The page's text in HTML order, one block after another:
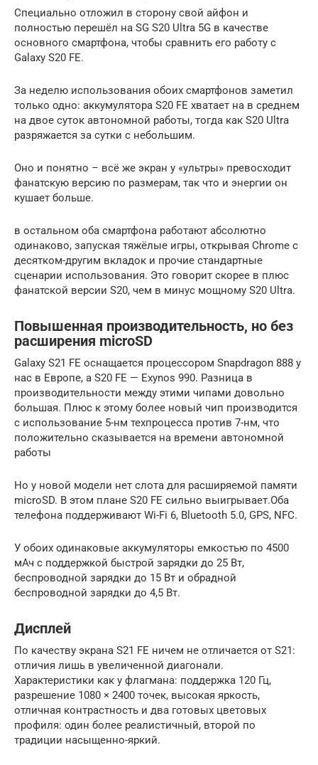
Специально отложил в сторону свой айфон и
полностью перешёл на SG S20 Ultra 5G в качестве
основного смартфона, чтобы сравнить его работу с
Galaxy S20 FE.
За неделю использования обоих смартфонов заметил
только одно: аккумулятора S20 FE хватает на в среднем
на двое суток автономной работы, тогда как S20 Ultra
разряжается за сутки с небольшим.
Оно и понятно – всё же экран у «ультры» превосходит
фанатскую версию по размерам, так что и энергии он
кушает больше.
в остальном оба смартфона работают абсолютно
одинаково, запуская тяжёлые игры, открывая Chrome с
десятком-другим вкладок и прочие стандартные
сценарии использования. Это говорит скорее в плюс
фанатской версии S20, чем в минус мощному S20 Ultra.
Повышенная производительность, но без
расширения microSD
Galaxy S21 FE оснащается процессором Snapdragon 888 у
нас в Европе, а S20 FE — Exynos 990. Разница в
производительности между этими чипами довольно
большая. Плюс к этому более новый чип производится
с использование 5-нм техпроцесса против 7-нм, что
положительно сказывается на времени автономной
работы
Но у новой модели нет слота для расширяемой памяти
microSD. В этом плане S20 FE сильно выигрывает.Оба
телефона поддерживают Wi-Fi 6, Bluetooth 5.0, GPS, NFC.
У обоих одинаковые аккумуляторы емкостью по 4500
мАч с поддержкой быстрой зарядки до 25 Вт,
беспроводной зарядки до 15 Вт и обрадной
беспроводной зарядки до 4,5 Вт.
Дисплей
По качеству экрана S21 FE ничем не отличается от S21:
отличия лишь в увеличенной диагонали.
Характеристики как у флагмана: поддержка 120 Гц,
разрешение 1080 × 2400 точек, высокая яркость,
отличная контрастность и два готовых цветовых
профиля: один более реалистичный, второй по
традиции насыщенно-яркий.